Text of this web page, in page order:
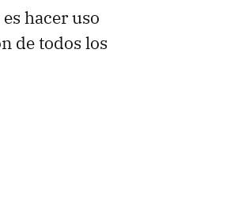
es hacer uso
de todos los